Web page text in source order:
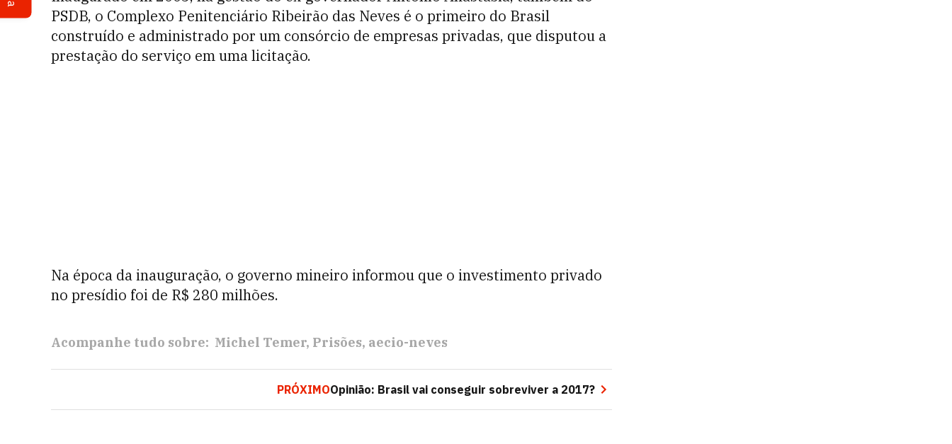
PSDB, o Complexo Penitenciário Ribeirão das Neves é o primeiro do Brasil
construído e administrado por um consórcio de empresas privadas, que disputou a
prestação do serviço em uma licitação.
Na época da inauguração, o governo mineiro informou que o investimento privado
no presídio foi de R$ 280 milhões.
Acompanhe tudo sobre: Michel Temer Prisões aecio-neves
PRÓXIMOOpinião: Brasil vai conseguir sobreviver a 2017?